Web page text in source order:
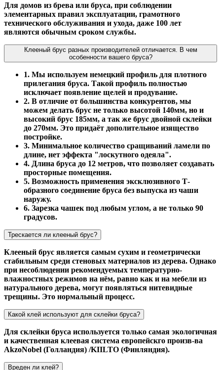
Для домов из брева или бруса, при соблюдении
элементарных правил эксплуатации, грамотного
технического обслуживания и ухода, даже 100 лет
являются обычным сроком службы.
Клееный брус разных производителей отличается. В чем
особенности вашего бруса?
1. Мы используем немецкий профиль для плотного
прилегания бруса. Такой профиль полностью
исключает появление щелей и продувание.
2. В отличие от большинства конкурентов, мы
можем делать брус не только высотой 140мм, но и
высокий брус 185мм, а так же брус двойной склейки
до 270мм. Это придаёт дополительное изящество
постройке.
3. Минимальное количество сращиваний ламели по
длине, нет эффекта "лоскутного одеяла".
4. Длина бруса до 12 метров, что позволяет создавать
просторные помещения.
5. Возможность применения эксклюзивного Т-
образного соединение бруса без выпуска из чаши
наружу.
6. Зарезка чашек под любым углом, а не только 90
градусов.
Трескается ли клееный брус?
Клееный брус является самым сухим и геометрически
стабильным среди стеновых материалов из дерева. Однако
при несоблюдении рекомендуемых температурно-
влажностных режимов на нём, равно как и на мебели из
натурального дерева, могут появляться нитевидные
трещины. Это нормальный процесс.
Какой клей используют для склейки бруса?
Для склейки бруса используется только самая экологичная
и качественная клеевая система европейскго произв-ва
AkzoNobel (Голландия) /KIILTO (Финляндия).
Вреден ли клей?